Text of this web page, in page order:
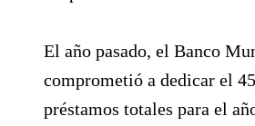
El año pasado, el Banco
comprometió a dedicar el
préstamos totales para el